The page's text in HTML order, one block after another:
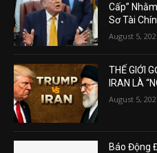
Cấp”
Sơ Tài
August 5,
THẾ GIỚI
IRAN LÀ
August 5,
Báo Động